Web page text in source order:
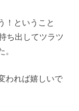
！ということ
ち出してツラツ
われば嬉しいで